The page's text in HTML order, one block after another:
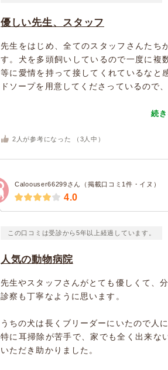
優しい先生、スタッフ
先生をはじめ、全てのスタッフさんたち
す。犬を多頭飼いしているので一度に複
等に愛情を持って接してくれているなと
ドソープを用意してくださっているので
続
2 人が参考になった （ 3 人中）
Caloouser66299さん（掲載口コミ1件・イヌ）
4.0
この口コミは受診から5年以上経過しています。
人気の動物病院
先生やスタッフさんがとても優しくて、
診察も丁寧なように思います。
うちの犬は長くブリーダーにいたので人
特に耳掃除が苦手で、家でも全く出来な
いただき助かりました。